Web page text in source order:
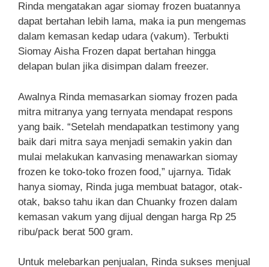
Rinda mengatakan agar siomay frozen buatannya
dapat bertahan lebih lama, maka ia pun mengemas
dalam kemasan kedap udara (vakum). Terbukti
Siomay Aisha Frozen dapat bertahan hingga
delapan bulan jika disimpan dalam freezer.
Awalnya Rinda memasarkan siomay frozen pada
mitra mitranya yang ternyata mendapat respons
yang baik. “Setelah mendapatkan testimony yang
baik dari mitra saya menjadi semakin yakin dan
mulai melakukan kanvasing menawarkan siomay
frozen ke toko-toko frozen food,” ujarnya. Tidak
hanya siomay, Rinda juga membuat batagor, otak-
otak, bakso tahu ikan dan Chuanky frozen dalam
kemasan vakum yang dijual dengan harga Rp 25
ribu/pack berat 500 gram.
Untuk melebarkan penjualan, Rinda sukses menjual